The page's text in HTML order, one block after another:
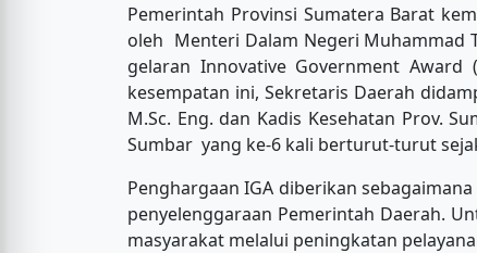
Pemerintah Provinsi Sumatera Barat
oleh Menteri Dalam Negeri Muhammad
gelaran Innovative Government Award
kesempatan ini, Sekretaris Daerah
M.Sc. Eng. dan Kadis Kesehatan Prov.
Sumbar yang ke-6 kali berturut-turut
Penghargaan IGA diberikan
penyelenggaraan Pemerintah Daerah.
masyarakat melalui peningkatan